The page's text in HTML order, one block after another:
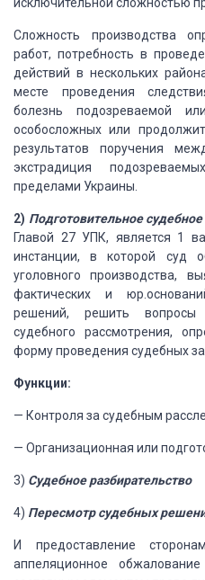
Сложность производства
работ, потребность в
действий в нескольких
месте проведения
болезнь подозреваемой или
особосложных или
результатов поручения
экстрадиция
пределами Украины.
2) Подготовительное судебное
Главой 27 УПК, является 1
инстанции, в которой суд
уголовного производства,
фактических и
решений, решить вопросы
судебного рассмотрения,
форму проведения судебных
Функции:
— Контроля за судебным
— Организационная или
3) Судебное разбирательство
4) Пересмотр судебных
И предоставление
аппеляционное